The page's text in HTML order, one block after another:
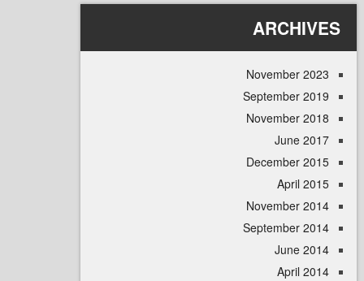
November
September
November
June
December
April
November
September
June
April